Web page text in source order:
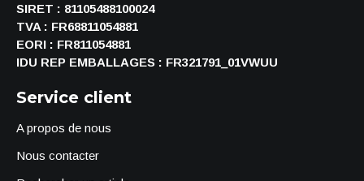
SIRET : 81105488100024
TVA : FR68811054881
EORI : FR811054881
IDU REP EMBALLAGES : FR321791_01VWUU
Service client
A propos de nous
Nous contacter